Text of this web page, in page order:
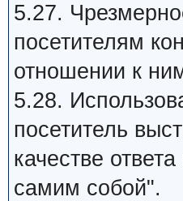
5.27.
посетителям
отношении к
5.28.
посетитель
качестве
самим собой".